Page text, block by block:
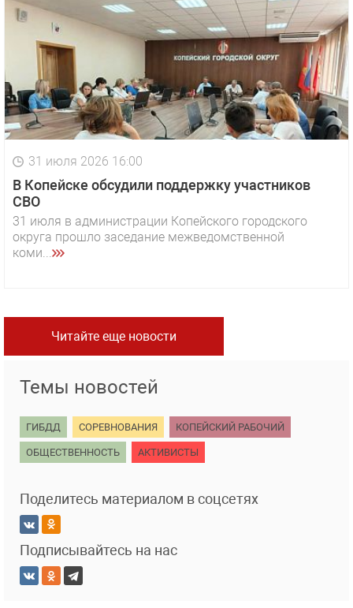
31 июля 2026 16:00
В Копейске обсудили поддержку участников
СВО
31 июля в администрации Копейского городского
округа прошло заседание межведомственной
коми...
Читайте еще новости
Темы новостей
ГИБДД СОРЕВНОВАНИЯ КОПЕЙСКИЙ РАБОЧИЙ
ОБЩЕСТВЕННОСТЬ АКТИВИСТЫ
Поделитесь материалом в соцсетях
Подписывайтесь на нас